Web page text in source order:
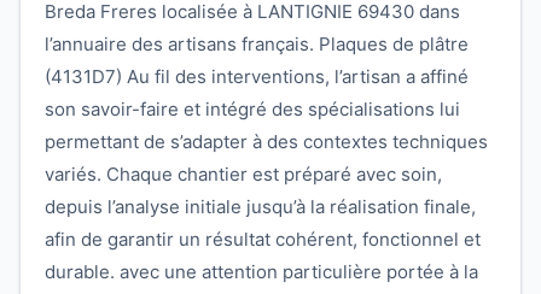
Breda Freres localisée à LANTIGNIE 69430 dans
l’annuaire des artisans français. Plaques de plâtre
(4131D7) Au fil des interventions, l’artisan a affiné
son savoir-faire et intégré des spécialisations lui
permettant de s’adapter à des contextes techniques
variés. Chaque chantier est préparé avec soin,
depuis l’analyse initiale jusqu’à la réalisation finale,
afin de garantir un résultat cohérent, fonctionnel et
durable. avec une attention particulière portée à la